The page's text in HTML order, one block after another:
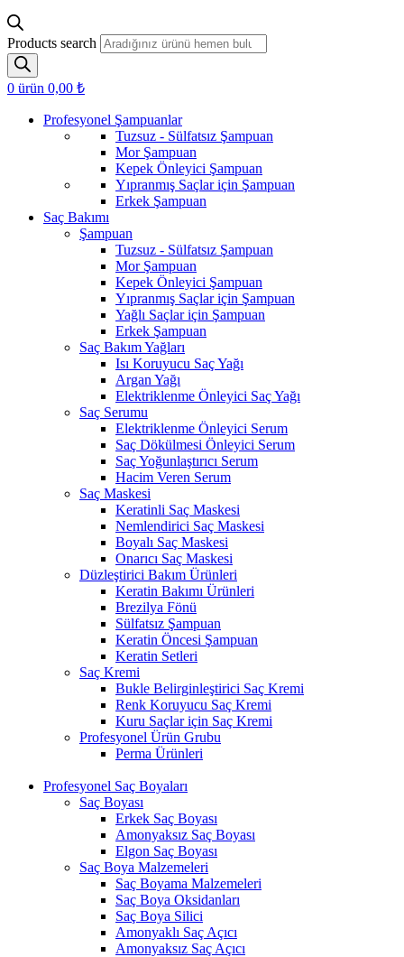
Products search
0 ürün 0,00 ₺
Profesyonel Şampuanlar
Tuzsuz - Sülfatsız Şampuan
Mor Şampuan
Kepek Önleyici Şampuan
Yıpranmış Saçlar için Şampuan
Erkek Şampuan
Saç Bakımı
Şampuan
Tuzsuz - Sülfatsız Şampuan
Mor Şampuan
Kepek Önleyici Şampuan
Yıpranmış Saçlar için Şampuan
Yağlı Saçlar için Şampuan
Erkek Şampuan
Saç Bakım Yağları
Isı Koruyucu Saç Yağı
Argan Yağı
Elektriklenme Önleyici Saç Yağı
Saç Serumu
Elektriklenme Önleyici Serum
Saç Dökülmesi Önleyici Serum
Saç Yoğunlaştırıcı Serum
Hacim Veren Serum
Saç Maskesi
Keratinli Saç Maskesi
Nemlendirici Saç Maskesi
Boyalı Saç Maskesi
Onarıcı Saç Maskesi
Düzleştirici Bakım Ürünleri
Keratin Bakımı Ürünleri
Brezilya Fönü
Sülfatsız Şampuan
Keratin Öncesi Şampuan
Keratin Setleri
Saç Kremi
Bukle Belirginleştirici Saç Kremi
Renk Koruyucu Saç Kremi
Kuru Saçlar için Saç Kremi
Profesyonel Ürün Grubu
Perma Ürünleri
Profesyonel Saç Boyaları
Saç Boyası
Erkek Saç Boyası
Amonyaksız Saç Boyası
Elgon Saç Boyası
Saç Boya Malzemeleri
Saç Boyama Malzemeleri
Saç Boya Oksidanları
Saç Boya Silici
Amonyaklı Saç Açıcı
Amonyaksız Saç Açıcı